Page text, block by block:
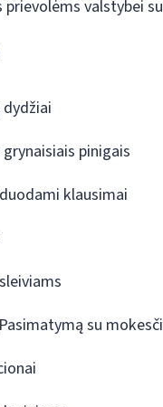
prievolėms valstybei
pinigais
klausimai
su